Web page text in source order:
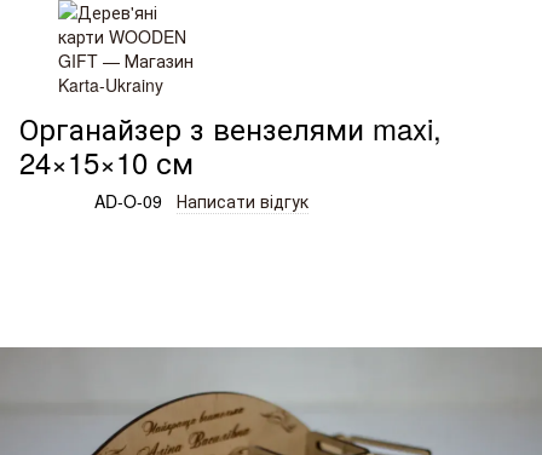
Дерев'яні вироби та подарунки
Органайзер з вензелями maxi,
24×15×10 см
AD-O-09 Написати відгук